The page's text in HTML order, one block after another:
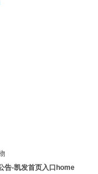
告-凯发首页入口home